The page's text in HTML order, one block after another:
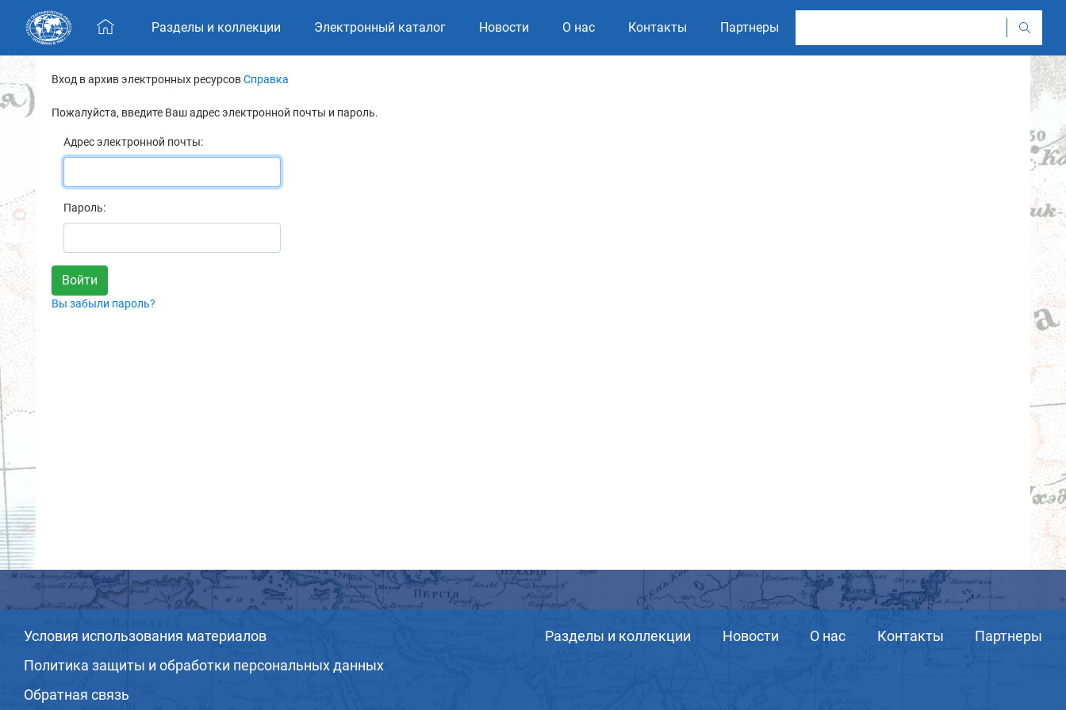
Skip navigation
Разделы и коллекции Электронный каталог Новости О нас Контакты Партнеры
Вход в архив электронных ресурсовСправка
Пожалуйста, введите Ваш адрес электронной почты и пароль.
Адрес электронной почты:
Пароль:
Вы забыли пароль?
Условия использования материалов
Политика защиты и обработки персональных данных
Обратная связь
Разделы и коллекции Новости О нас Контакты Партнеры